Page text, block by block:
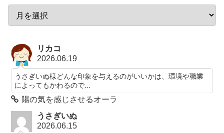
リカコ
2026.06.19
うさぎいぬ様どんな印象を与えるのがいいかは、環境や職業
によってもかわるので...
陽の気を感じさせるオーラ
うさぎいぬ
2026.06.15